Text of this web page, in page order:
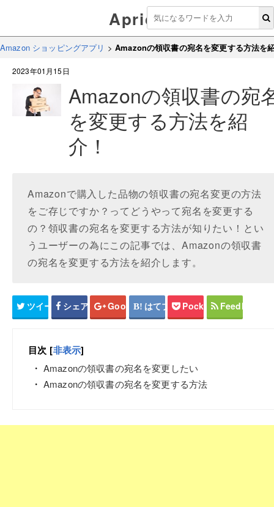
Aprico
Amazon ショッピングアプリ >Amazonの領収書の宛名を変更する方法を
2023年01月15日
Amazonの領収書の宛
を変更する方法を紹
介！
Amazonで購入した品物の領収書の宛名変更の方法
をご存じですか？ってどうやって宛名を変更する
の？領収書の宛名を変更する方法が知りたい！とい
うユーザーの為にこの記事では、Amazonの領収書
の宛名を変更する方法を紹介します。
ツイート シェア Google+ はてブ Pocket Feedly
目次 [非表示]
Amazonの領収書の宛名を変更したい
Amazonの領収書の宛名を変更する方法